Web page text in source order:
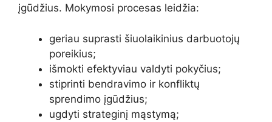
įgūdžius. Mokymosi procesas leidžia:
geriau suprasti šiuolaikinius darbuotojų
poreikius;
išmokti efektyviau valdyti pokyčius;
stiprinti bendravimo ir konfliktų
sprendimo įgūdžius;
ugdyti strateginį mąstymą;